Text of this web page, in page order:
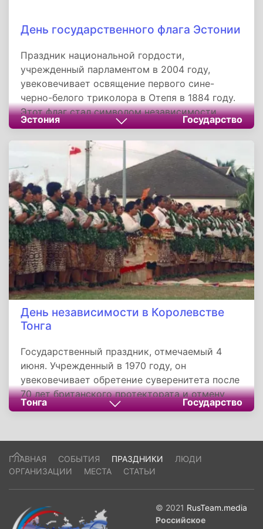
День государственного флага Эстонии
Праздник национальной гордости,
учрежденный парламентом в 2004 году,
увековечивает освящение первого сине-
черно-белого триколора в Отепя в 1884 году.
Этот флаг стал символом независимости,
пережив запреты и возродившись в 1990 году.
Праздник подчеркивает единство народа,
уважение к истории и ответственность за
будущее страны. Через церемонии и
образовательные акции он напоминает: флаг
Эстонии — это не просто ткань, а воплощение
вековой мечты о свободе.
Эстония Государство
День независимости в Королевстве
Тонга
Государственный праздник, отмечаемый 4
июня. Учрежденный в 1970 году, он
увековечивает обретение суверенитета после
70 лет британского протектората и отмену
крепостного права в 1862 году. Через парады,
исторический путь страны, сохранившей
независимость в эпоху колониализма. Его
значимость — в напоминании о ценности
свободы, уважении к культурному наследию и
роли монархии как символа преемственности.
Тонга Государство
ГЛАВНАЯ СОБЫТИЯ ПРАЗДНИКИ
ЛЮДИ
ОРГАНИЗАЦИИ
МЕСТА СТАТЬИ
© 2021 RusTeam.media
Российское